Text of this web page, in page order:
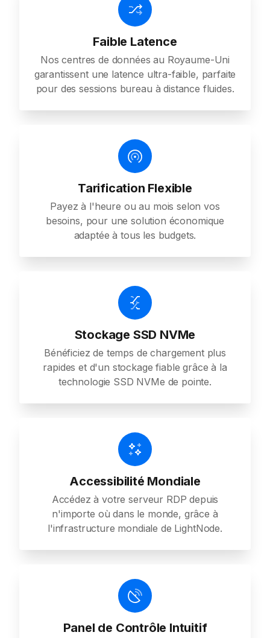
Faible Latence
Nos centres de données au Royaume-Uni
garantissent une latence ultra-faible, parfaite
pour des sessions bureau à distance fluides.
Tarification Flexible
Payez à l'heure ou au mois selon vos
besoins, pour une solution économique
adaptée à tous les budgets.
Stockage SSD NVMe
Bénéficiez de temps de chargement plus
rapides et d'un stockage fiable grâce à la
technologie SSD NVMe de pointe.
Accessibilité Mondiale
Accédez à votre serveur RDP depuis
n'importe où dans le monde, grâce à
l'infrastructure mondiale de LightNode.
Panel de Contrôle Intuitif